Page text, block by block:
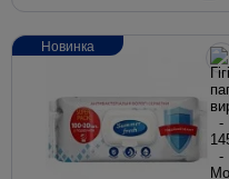
Новинка